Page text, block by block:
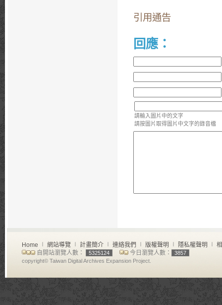
引用通告
回應：
請輸入圖片中的文字
請按圖片取得圖片中文字的錄音檔
Home ∣ 網站導覽 ∣ 計畫簡介 ∣ 連絡我們 ∣ 版權聲明 ∣ 隱私權聲明 ∣
自開站瀏覽人數：
5325124 今日瀏覽人數：
3857
copyright© Taiwan Digital Archives Expansion Project.